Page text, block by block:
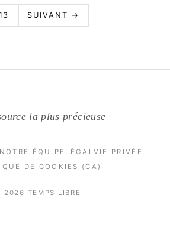
SUIVANT →
la plus précieuse
NOTRE ÉQUIPE LÉGALVIE PRIVÉE
DE COOKIES (CA)
TEMPS LIBRE